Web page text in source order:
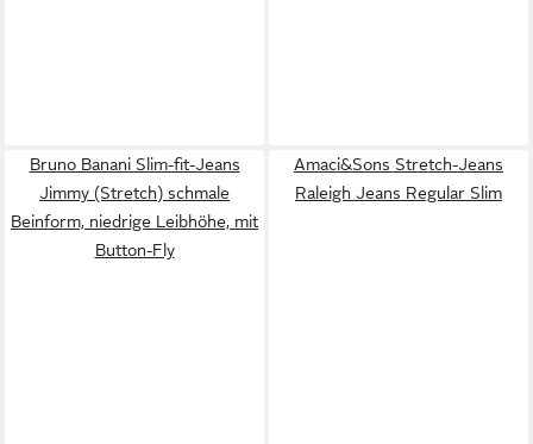
Bruno Banani Slim-fit-Jeans
Jimmy (Stretch) schmale
Beinform, niedrige Leibhöhe, mit
Button-Fly
Amaci&Sons Stretch-Jeans
Raleigh Jeans Regular Slim